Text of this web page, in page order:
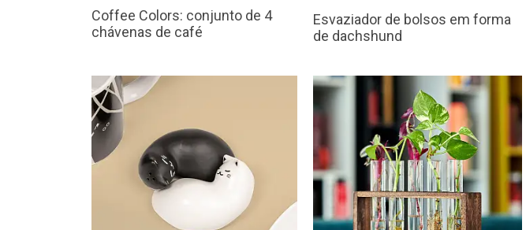
Coffee Colors: conjunto de 4
chávenas de café
Esvaziador de bolsos em forma
de dachshund